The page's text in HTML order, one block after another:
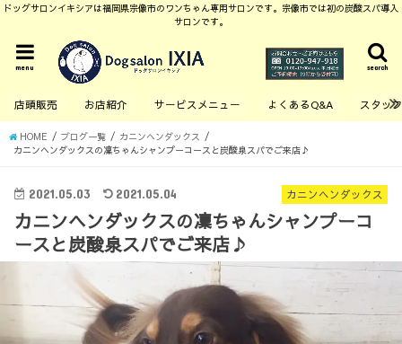
ドッグサロンイキシアは福岡県宗像市のワンちゃん専用サロンです。宗像市では初の炭酸スパ導入
サロンです。
search
menu
店頭販売 お店紹介 サービスメニュー よくあるQ&A スタッ
HOME ブログ一覧
カニンヘンダックス
カニンヘンダックスの凜ちゃんシャンプーコースと炭酸泉スパでご来店♪
カニンヘンダックス
2021.05.03 2021.05.04
カニンヘンダックスの凜ちゃんシャンプーコ
ースと炭酸泉スパでご来店♪